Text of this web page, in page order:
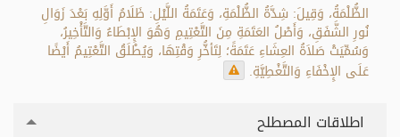
الظُّلْمَةُ، وَقِيلَ: شِدَّةُ الظُّلْمَةِ، وَعَتَمَةُ اللَّيْلِ: ظَلَامُ أَوَّلِهِ بَعْدَ زَوَالِ
نُورِ الشَّفَقِ، وَأَصْلُ العَتَمَةِ مِنَ التَّعْتِيمِ وَهُوَ الإِبْطَاءُ وَالتَّأْخِيرُ،
وَسُمِّيَتْ صَلاَةُ العِشَاءِ عَتَمَةً؛ لِتَأخُّرِ وَقْتِهَا، وَيُطْلَقُ التَّعْتِيمُ أَيْضًا
عَلَى الإِخْفَاءِ وَالتَّغْطِيَّةِ.
اطلاقات المصطلح